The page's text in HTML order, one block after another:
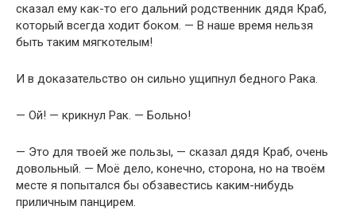
сказал ему как-то его дальний родственник дядя Краб,
который всегда ходит боком. — В наше время нельзя
быть таким мягкотелым!
И в доказательство он сильно ущипнул бедного Рака.
— Ой! — крикнул Рак. — Больно!
— Это для твоей же пользы, — сказал дядя Краб, очень
довольный. — Моё дело, конечно, сторона, но на твоём
месте я попытался бы обзавестись каким-нибудь
приличным панцирем.